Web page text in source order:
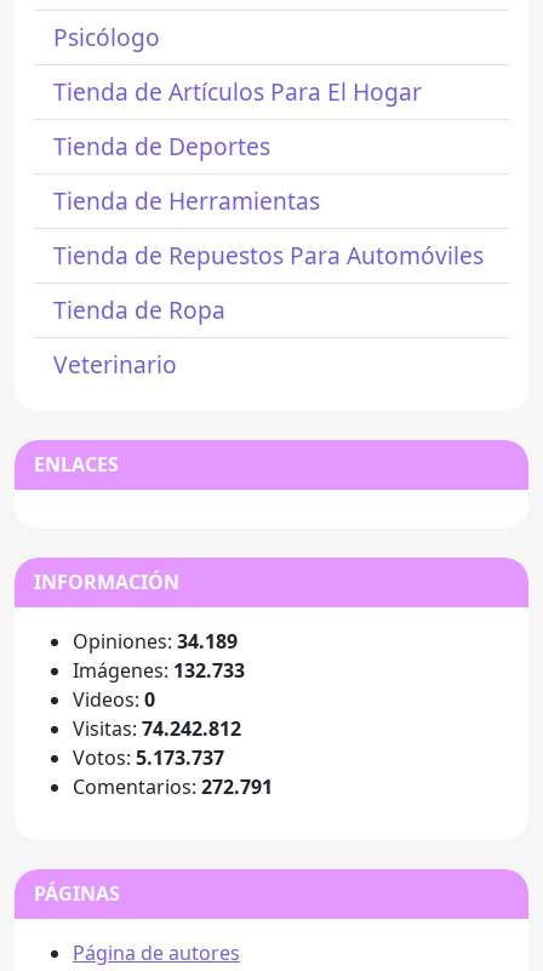
Psicólogo
Tienda de Artículos Para El Hogar
Tienda de Deportes
Tienda de Herramientas
Tienda de Repuestos Para Automóviles
Tienda de Ropa
Veterinario
ENLACES
INFORMACIÓN
Opiniones: 34.189
Imágenes: 132.733
Videos: 0
Visitas: 74.242.812
Votos: 5.173.737
Comentarios: 272.791
PÁGINAS
Página de autores